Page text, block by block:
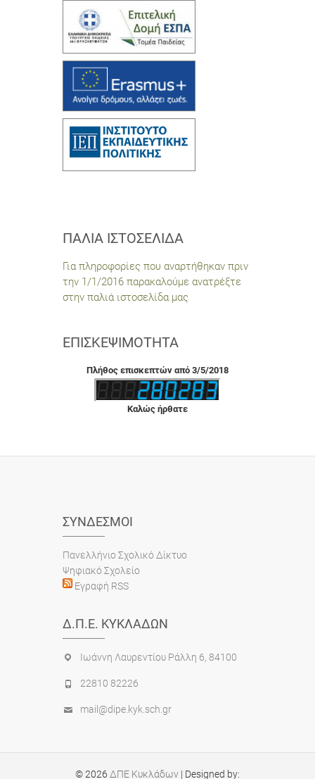
ΠΑΛΙΆ ΙΣΤΟΣΕΛΊΔΑ
Για πληροφορίες που αναρτήθηκαν πριν
την 1/1/2016 παρακαλούμε ανατρέξτε
στην παλιά ιστοσελίδα μας
ΕΠΙΣΚΕΨΙΜΌΤΗΤΑ
Πλήθος επισκεπτών από 3/5/2018
Καλώς ήρθατε
ΣΎΝΔΕΣΜΟΙ
Πανελλήνιο Σχολικό Δίκτυο
Ψηφιακό Σχολείο
Εγραφή RSS
Δ.Π.Ε. ΚΥΚΛΆΔΩΝ
Ιωάννη Λαυρεντίου Ράλλη 6, 84100
22810 82226
mail@dipe.kyk.sch.gr
© 2026 ΔΠΕ Κυκλάδων | Designed by: